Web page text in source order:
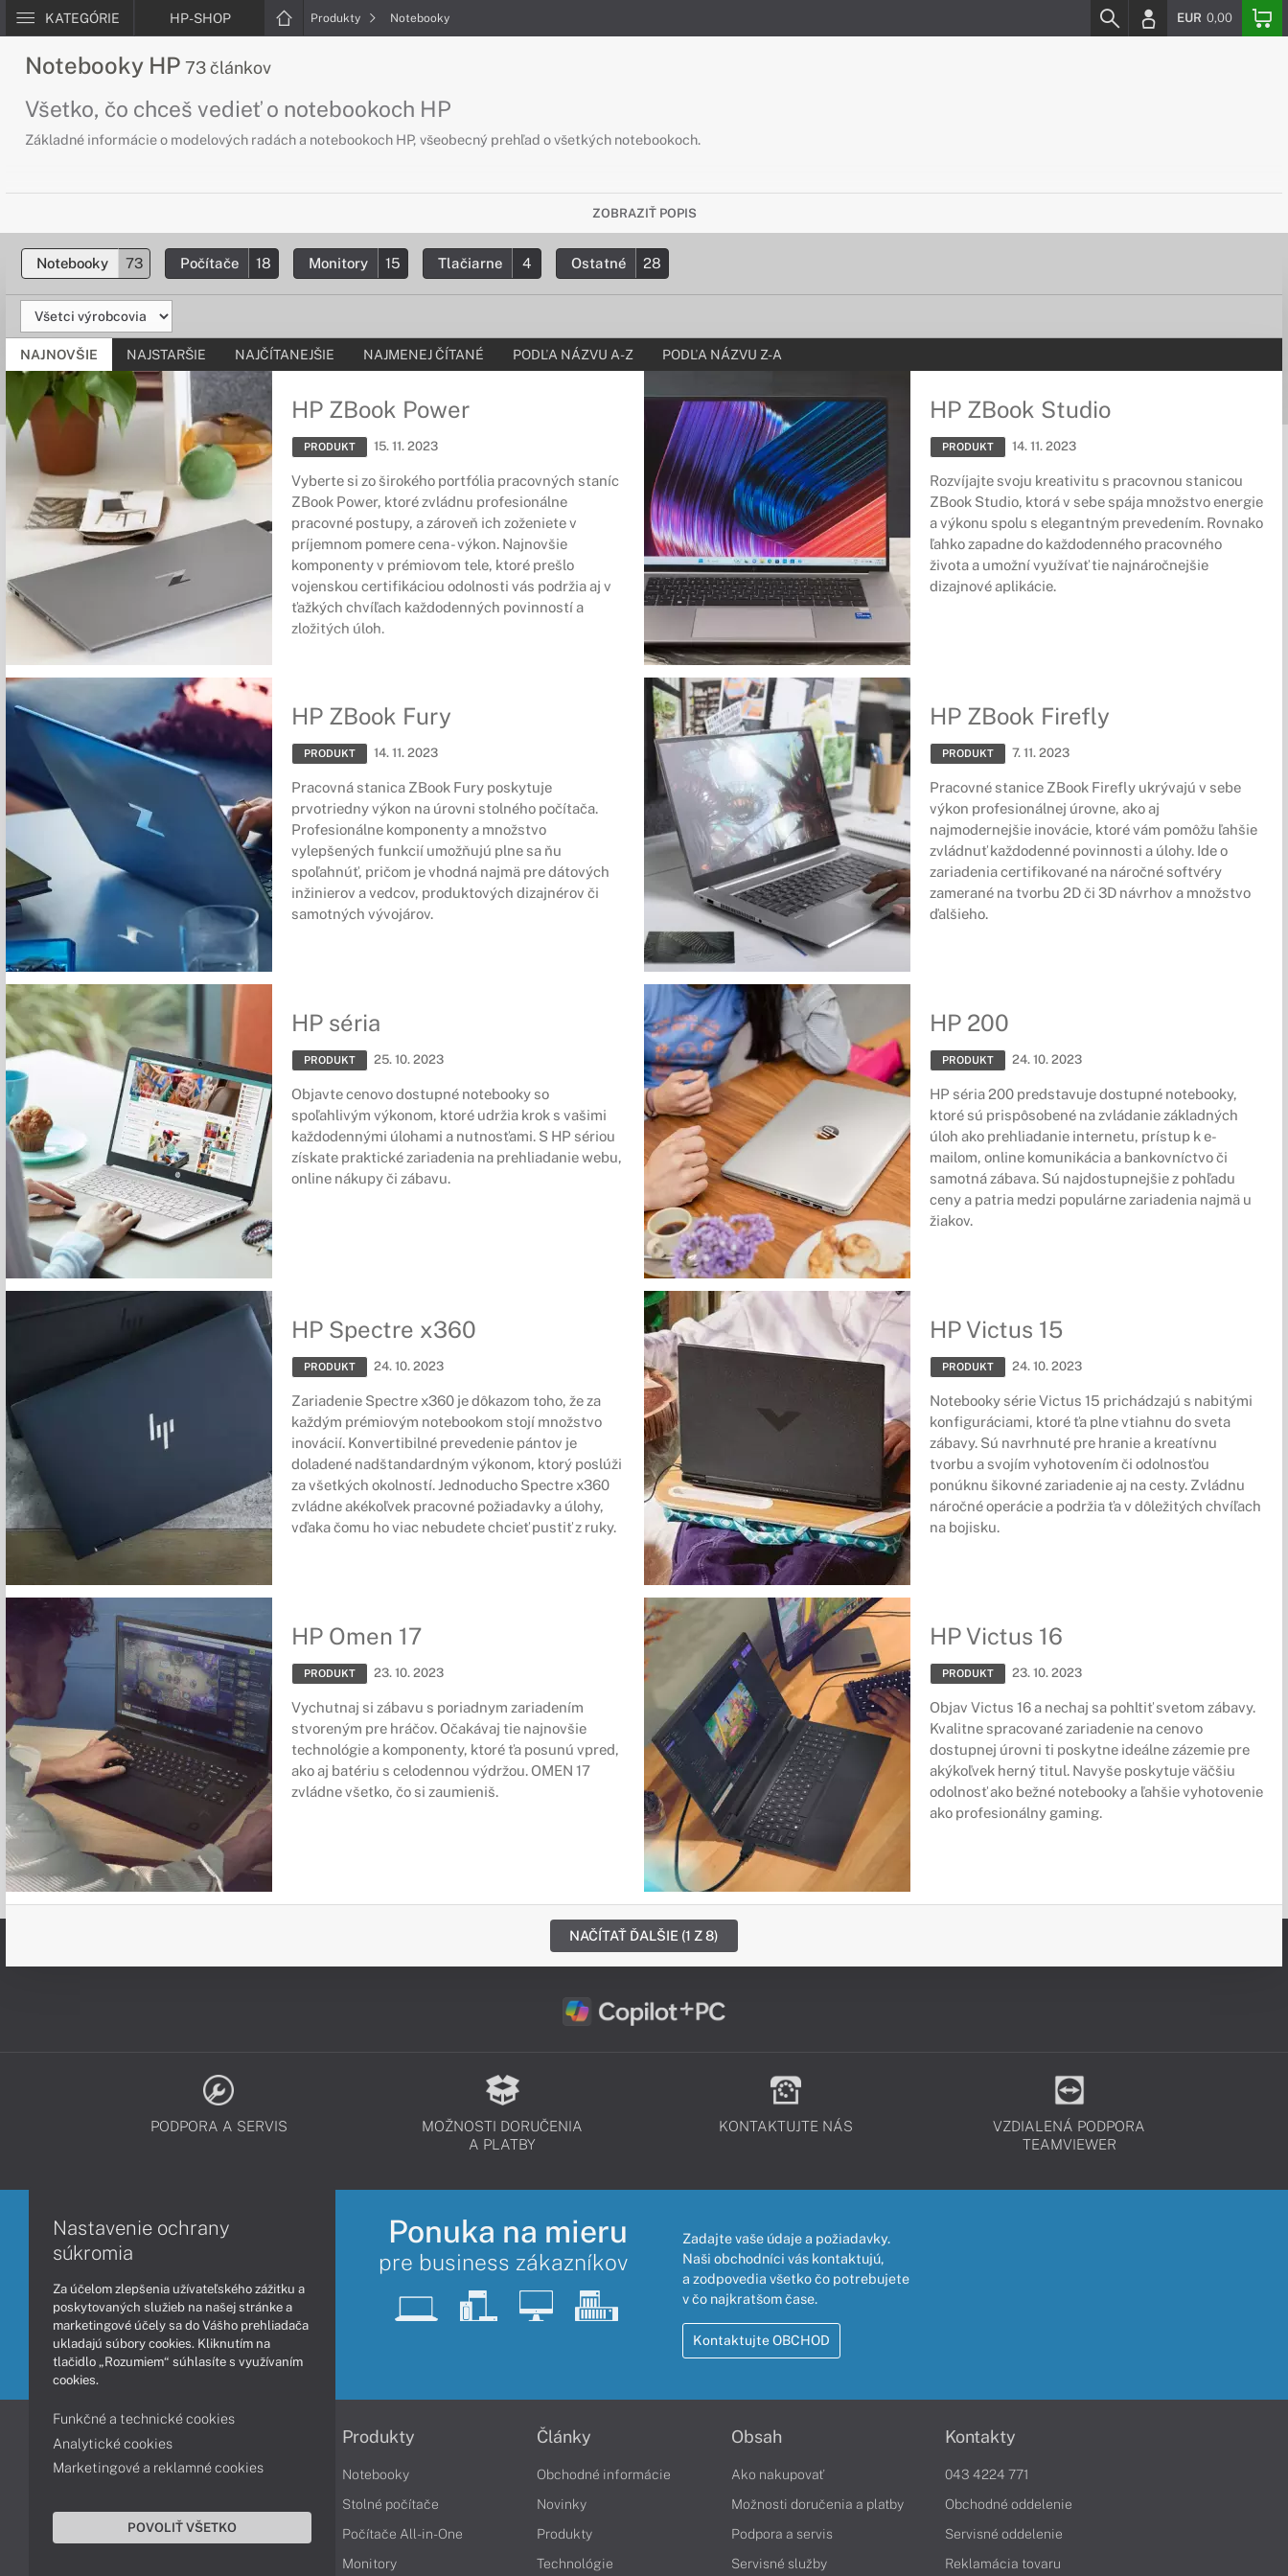
KATEGÓRIE HP-SHOP Produkty Notebooky EUR 0,00
Notebooky HP 73 článkov
Všetko, čo chceš vedieť o notebookoch HP
Základné informácie o modelových radách a notebookoch HP, všeobecný prehľad o všetkých notebookoch.
ZOBRAZIŤ POPIS
Notebooky 73 Počítače 18 Monitory 15 Tlačiarne 4 Ostatné 28
NAJNOVŠIE NAJSTARŠIE NAJČÍTANEJŠIE NAJMENEJ ČÍTANÉ PODĽA NÁZVU A-Z PODĽA NÁZVU Z-A
HP ZBook Power
PRODUKT 15. 11. 2023
Vyberte si zo širokého portfólia pracovných staníc
ZBook Power, ktoré zvládnu profesionálne
pracovné postupy, a zároveň ich zoženiete v
príjemnom pomere cena - výkon. Najnovšie
komponenty v prémiovom tele, ktoré prešlo
vojenskou certifikáciou odolnosti vás podržia aj v
ťažkých chvíľach každodenných povinností a
zložitých úloh.
HP ZBook Studio
PRODUKT 14. 11. 2023
Rozvíjajte svoju kreativitu s pracovnou stanicou
ZBook Studio, ktorá v sebe spája množstvo energie
a výkonu spolu s elegantným prevedením. Rovnako
ľahko zapadne do každodenného pracovného
života a umožní využívať tie najnáročnejšie
dizajnové aplikácie.
HP ZBook Fury
PRODUKT 14. 11. 2023
Pracovná stanica ZBook Fury poskytuje
prvotriedny výkon na úrovni stolného počítača.
Profesionálne komponenty a množstvo
vylepšených funkcií umožňujú plne sa ňu
spoľahnúť, pričom je vhodná najmä pre dátových
inžinierov a vedcov, produktových dizajnérov či
samotných vývojárov.
HP ZBook Firefly
PRODUKT 7. 11. 2023
Pracovné stanice ZBook Firefly ukrývajú v sebe
výkon profesionálnej úrovne, ako aj
najmodernejšie inovácie, ktoré vám pomôžu ľahšie
zvládnuť každodenné povinnosti a úlohy. Ide o
zariadenia certifikované na náročné softvéry
zamerané na tvorbu 2D či 3D návrhov a množstvo
ďalšieho.
HP séria
PRODUKT 25. 10. 2023
Objavte cenovo dostupné notebooky so
spoľahlivým výkonom, ktoré udržia krok s vašimi
každodennými úlohami a nutnosťami. S HP sériou
získate praktické zariadenia na prehliadanie webu,
online nákupy či zábavu.
HP 200
PRODUKT 24. 10. 2023
HP séria 200 predstavuje dostupné notebooky,
ktoré sú prispôsobené na zvládanie základných
úloh ako prehliadanie internetu, prístup k e-
mailom, online komunikácia a bankovníctvo či
samotná zábava. Sú najdostupnejšie z pohľadu
ceny a patria medzi populárne zariadenia najmä u
žiakov.
HP Spectre x360
PRODUKT 24. 10. 2023
Zariadenie Spectre x360 je dôkazom toho, že za
každým prémiovým notebookom stojí množstvo
inovácií. Konvertibilné prevedenie pántov je
doladené nadštandardným výkonom, ktorý poslúži
za všetkých okolností. Jednoducho Spectre x360
zvládne akékoľvek pracovné požiadavky a úlohy,
vďaka čomu ho viac nebudete chcieť pustiť z ruky.
HP Victus 15
PRODUKT 24. 10. 2023
Notebooky série Victus 15 prichádzajú s nabitými
konfiguráciami, ktoré ťa plne vtiahnu do sveta
zábavy. Sú navrhnuté pre hranie a kreatívnu
tvorbu a svojím vyhotovením či odolnosťou
ponúknu šikovné zariadenie aj na cesty. Zvládnu
náročné operácie a podržia ťa v dôležitých chvíľach
na bojisku.
HP Omen 17
PRODUKT 23. 10. 2023
Vychutnaj si zábavu s poriadnym zariadením
stvoreným pre hráčov. Očakávaj tie najnovšie
technológie a komponenty, ktoré ťa posunú vpred,
ako aj batériu s celodennou výdržou. OMEN 17
zvládne všetko, čo si zaumieniš.
HP Victus 16
PRODUKT 23. 10. 2023
Objav Victus 16 a nechaj sa pohltiť svetom zábavy.
Kvalitne spracované zariadenie na cenovo
dostupnej úrovni ti poskytne ideálne zázemie pre
akýkoľvek herný titul. Navyše poskytuje väčšiu
odolnosť ako bežné notebooky a ľahšie vyhotovenie
ako profesionálny gaming.
NAČÍTAŤ ĎALŠIE (1 Z 8)
PODPORA A SERVIS
MOŽNOSTI DORUČENIA
A PLATBY
KONTAKTUJTE NÁS
VZDIALENÁ PODPORA
TEAMVIEWER
Ponuka na mieru
pre business zákazníkov
Zadajte vaše údaje a požiadavky.
Naši obchodníci vás kontaktujú,
a zodpovedia všetko čo potrebujete
v čo najkratšom čase.
Kontaktujte OBCHOD
Informácie
Obchodné podmienky
Ochrana osobných údajov
Produkty
Notebooky
Stolné počítače
Počítače All-in-One
Monitory
Články
Obchodné informácie
Novinky
Produkty
Technológie
Obsah
Ako nakupovať
Možnosti doručenia a platby
Podpora a servis
Servisné služby
Kontakty
043 4224 771
Obchodné oddelenie
Servisné oddelenie
Reklamácia tovaru
Nastavenie ochrany
súkromia
Za účelom zlepšenia užívateľského zážitku a
poskytovaných služieb na našej stránke a
marketingové účely sa do Vášho prehliadača
ukladajú súbory cookies. Kliknutím na
tlačidlo „Rozumiem“ súhlasíte s využívaním
cookies.
Funkčné a technické cookies
Analytické cookies
Marketingové a reklamné cookies
POVOLIŤ VŠETKO